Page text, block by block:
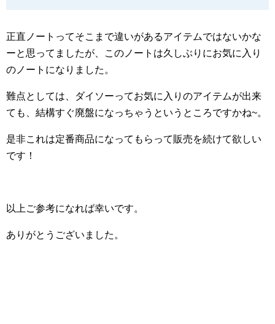
正直ノートってそこまで違いがあるアイテムではないかな
ーと思ってましたが、このノートは久しぶりにお気に入り
のノートになりました。
難点としては、ダイソーってお気に入りのアイテムが出来
ても、結構すぐ廃盤になっちゃうというところですかね~。
是非これは定番商品になってもらって販売を続けて欲しい
です！
以上ご参考になれば幸いです。
ありがとうございました。